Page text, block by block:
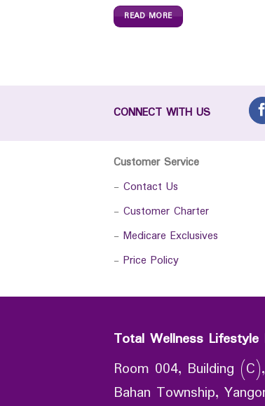
READ MORE
CONNECT WITH US
Customer Service
- Contact Us
- Customer Charter
- Medicare Exclusives
- Price Policy
Total Wellness
Room 004, Building
Bahan Township,